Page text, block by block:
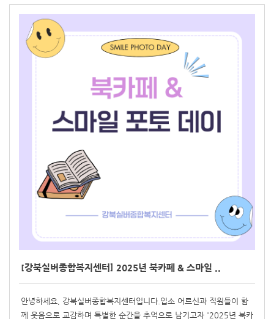
[강북실버종합복지센터] 2025년 북카페 & 스마일 ..
안녕하세요, 강북실버종합복지센터입니다.입소 어르신과 직원들이 함
께 웃음으로 교감하며 특별한 순간을 추억으로 남기고자 '2025년 북카